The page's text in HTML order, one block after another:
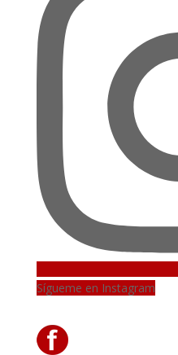
Sígueme en Instagram